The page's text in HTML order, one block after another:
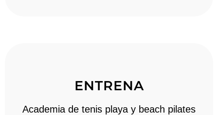
ENTRENA
Academia de tenis playa y beach pilates